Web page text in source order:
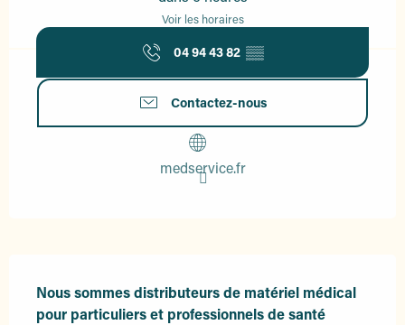
Voir les horaires
04 94 43 82 ▒▒
Contactez-nous
medservice.fr
Nous sommes distributeurs de matériel médical
pour particuliers et professionnels de santé